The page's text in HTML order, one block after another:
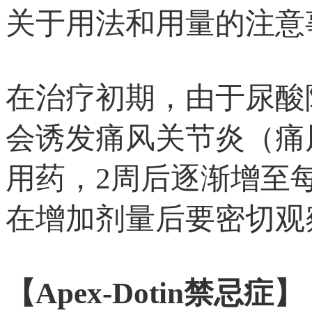
关于用法和用量的注
在治疗初期，由于尿
会诱发痛风关节炎（
用药，2周后逐渐增至
在增加剂量后要密切
【Apex-Dotin禁忌症】